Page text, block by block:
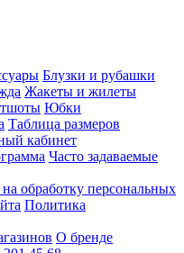
Блузки и рубашки
Жакеты и жилеты
Юбки
Таблица размеров
кабинет
Часто задаваемые
обработку персональных
Политика
О бренде